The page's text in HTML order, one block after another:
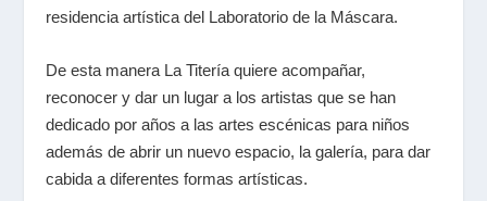
residencia artística del Laboratorio de la Máscara.
De esta manera La Titería quiere acompañar,
reconocer y dar un lugar a los artistas que se han
dedicado por años a las artes escénicas para niños
además de abrir un nuevo espacio, la galería, para dar
cabida a diferentes formas artísticas.